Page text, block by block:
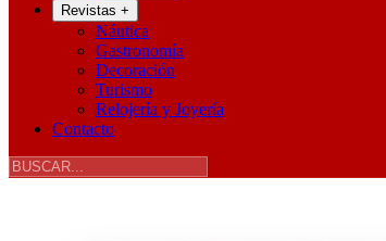
Revistas +
Náutica
Gastronomía
Decoración
Turismo
Relojería y Joyería
Contacto